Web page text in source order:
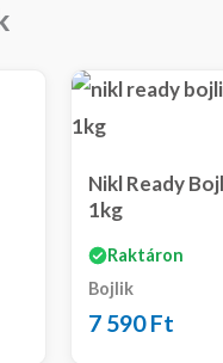
Nikl Ready
1kg
Raktáron
Bojlik
7 590Ft